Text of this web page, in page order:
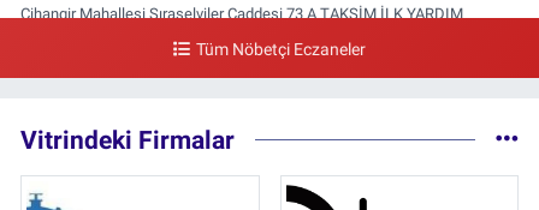
Cihangir Mahallesi Sıraselviler Caddesi 73 A TAKSİM İLK YARDIM
Tüm Nöbetçi Eczaneler
Vitrindeki Firmalar